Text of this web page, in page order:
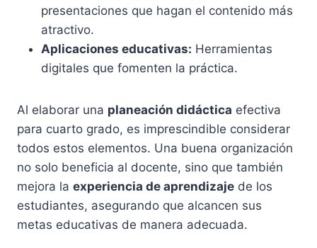
presentaciones que hagan el contenido más
atractivo.
Aplicaciones educativas: Herramientas
digitales que fomenten la práctica.
Al elaborar una planeación didáctica efectiva
para cuarto grado, es imprescindible considerar
todos estos elementos. Una buena organización
no solo beneficia al docente, sino que también
mejora la experiencia de aprendizaje de los
estudiantes, asegurando que alcancen sus
metas educativas de manera adecuada.